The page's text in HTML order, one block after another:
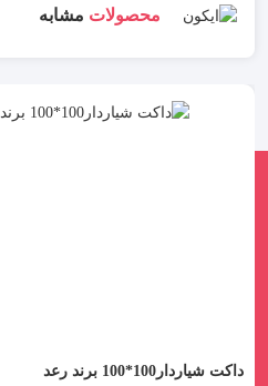
محصولات مشابه
داکت شیاردار100*100 برند رعد